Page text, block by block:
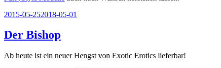
Veröffentlicht
2015-05-252018-05-01
Der Bishop
Ab heute ist ein neuer Hengst von Exotic Erotics lieferbar!